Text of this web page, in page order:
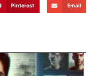
Pinterest Email